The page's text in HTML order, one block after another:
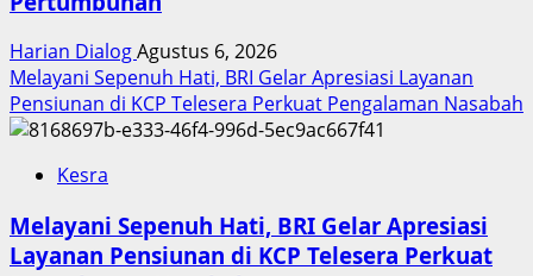
Harian DialogAgustus 6, 2026
Melayani Sepenuh Hati, BRI Gelar Apresiasi Layanan
Pensiunan di KCP Telesera Perkuat Pengalaman Nasabah
Kesra
Melayani Sepenuh Hati, BRI Gelar Apresiasi
Layanan Pensiunan di KCP Telesera Perkuat